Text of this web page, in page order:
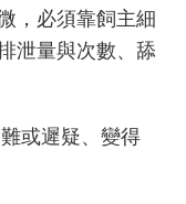
，必須靠飼主細
泄量與次數、舔
或遲疑、變得